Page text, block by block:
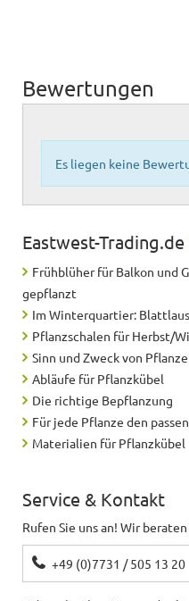
Bewertungen
Es liegen keine
Eastwest-Trading.de
Frühblüher für Balkon und
gepflanzt
Im Winterquartier:
Pflanzschalen für Herbst/
Sinn und Zweck von
Abläufe für Pflanzkübel
Die richtige Bepflanzung
Für jede Pflanze den
Materialien für Pflanzkübel
Service & Kontakt
Rufen Sie uns an! Wir
+49 (0)7731 / 505 13 20